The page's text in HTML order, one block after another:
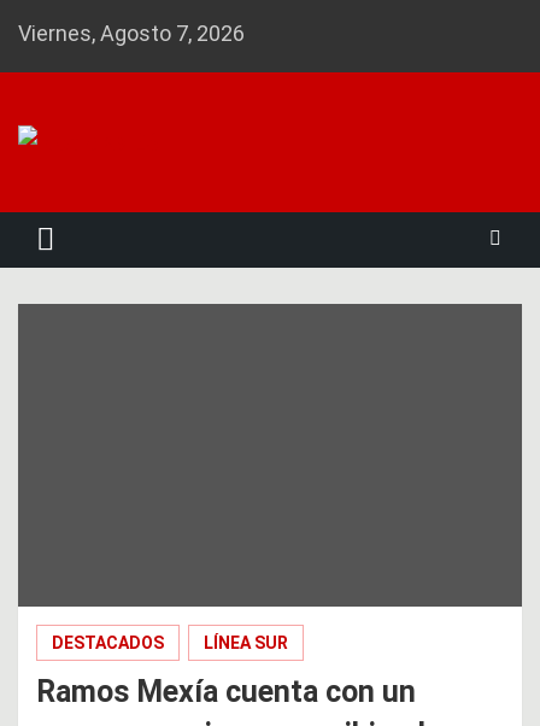
Viernes, Agosto 7, 2026
DESTACADOS LÍNEA SUR
Ramos Mexía cuenta con un